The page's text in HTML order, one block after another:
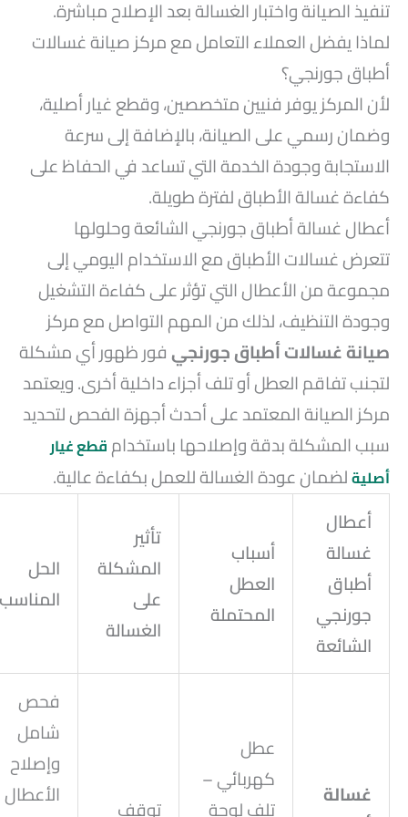
تنفيذ الصيانة واختبار الغسالة بعد الإصلاح مباشرة.
لماذا يفضل العملاء التعامل مع مركز صيانة غسالات
أطباق جورنجي؟
لأن المركز يوفر فنيين متخصصين، وقطع غيار أصلية،
وضمان رسمي على الصيانة، بالإضافة إلى سرعة
الاستجابة وجودة الخدمة التي تساعد في الحفاظ على
كفاءة غسالة الأطباق لفترة طويلة.
أعطال غسالة أطباق جورنجي الشائعة وحلولها
تتعرض غسالات الأطباق مع الاستخدام اليومي إلى
مجموعة من الأعطال التي تؤثر على كفاءة التشغيل
وجودة التنظيف، لذلك من المهم التواصل مع مركز
صيانة غسالات أطباق جورنجيفور ظهور أي مشكلة
لتجنب تفاقم العطل أو تلف أجزاء داخلية أخرى. ويعتمد
مركز الصيانة المعتمد على أحدث أجهزة الفحص لتحديد
سبب المشكلة بدقة وإصلاحها باستخدامقطع غيار
أصليةلضمان عودة الغسالة للعمل بكفاءة عالية.
أعطال
غسالة
أطباق
جورنجي
الشائعة
أسباب
العطل
المحتملة
تأثير
المشكلة
على
الغسالة
الحل
المناسب
غسالة
عطل
كهربائي –
تلف لوحة
توقف
فحص
شامل
وإصلاح
الأعطال